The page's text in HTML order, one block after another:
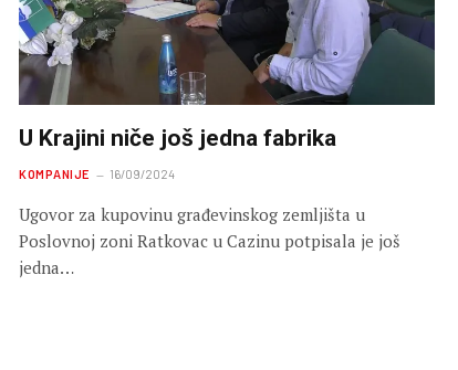
U Krajini niče još jedna fabrika
KOMPANIJE 16/09/2024
Ugovor za kupovinu građevinskog zemljišta u
Poslovnoj zoni Ratkovac u Cazinu potpisala je još
jedna…